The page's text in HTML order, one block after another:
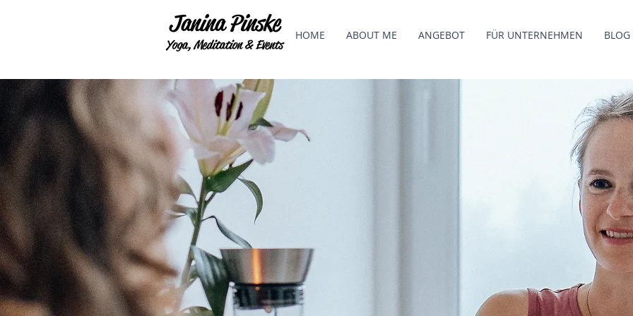
HOME ABOUT ME ANGEBOT FÜR UNTERNEHMEN BLOG
Janina Pinske
Yoga, Meditation & Events